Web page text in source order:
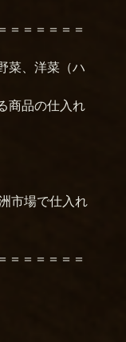
＝＝＝＝＝＝
菜、洋菜（ハ
商品の仕入れ
市場で仕入れ
＝＝＝＝＝＝